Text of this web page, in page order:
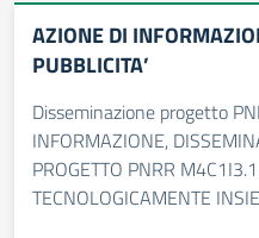
AZIONE DI
PUBBLICITA’
Disseminazione progetto
INFORMAZIONE,
PROGETTO PNRR
TECNOLOGICAMENTE